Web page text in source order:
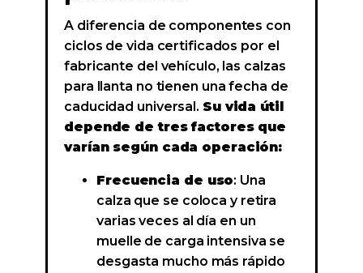
A diferencia de componentes con
ciclos de vida certificados por el
fabricante del vehículo, las calzas
para llanta no tienen una fecha de
caducidad universal. Su vida útil
depende de tres factores que
varían según cada operación:
Frecuencia de uso: Una
calza que se coloca y retira
varias veces al día en un
muelle de carga intensiva se
desgasta mucho más rápido